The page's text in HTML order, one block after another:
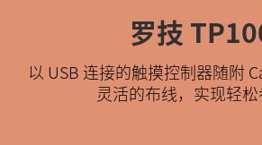
室
罗技
以 USB 连接的触摸控制器随附
灵活的布线，实现轻松